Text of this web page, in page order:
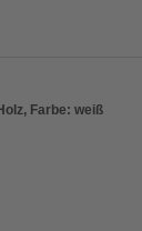
Farbe: weiß